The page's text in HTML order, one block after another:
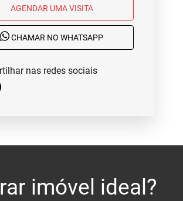
AGENDAR UMA VISITA
CHAMAR NO WHATSAPP
nas redes sociais
imóvel ideal?